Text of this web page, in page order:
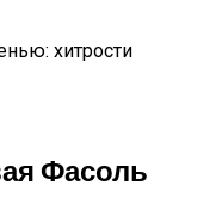
хитрости
Фасоль